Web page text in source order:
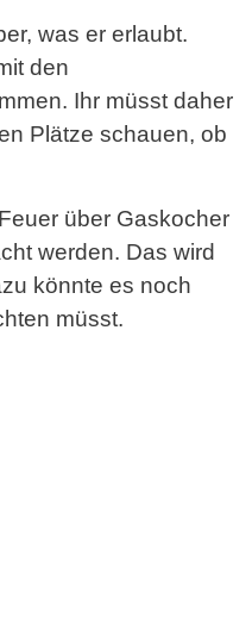
was er erlaubt.
den
Ihr müsst daher
Plätze schauen, ob
über Gaskocher
werden. Das wird
könnte es noch
müsst.